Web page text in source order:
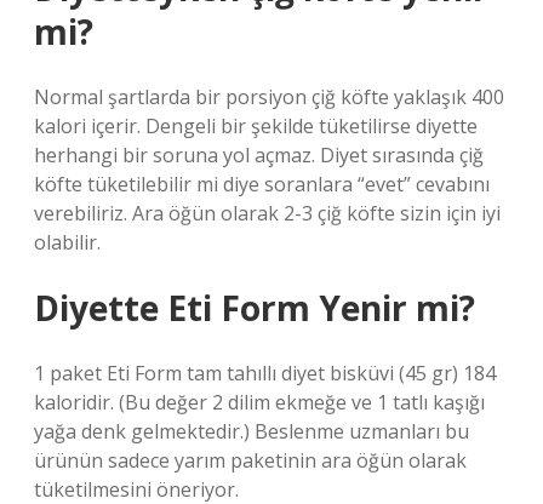
mi?
Normal şartlarda bir porsiyon çiğ köfte yaklaşık 400
kalori içerir. Dengeli bir şekilde tüketilirse diyette
herhangi bir soruna yol açmaz. Diyet sırasında çiğ
köfte tüketilebilir mi diye soranlara “evet” cevabını
verebiliriz. Ara öğün olarak 2-3 çiğ köfte sizin için iyi
olabilir.
Diyette Eti Form Yenir mi?
1 paket Eti Form tam tahıllı diyet bisküvi (45 gr) 184
kaloridir. (Bu değer 2 dilim ekmeğe ve 1 tatlı kaşığı
yağa denk gelmektedir.) Beslenme uzmanları bu
ürünün sadece yarım paketinin ara öğün olarak
tüketilmesini öneriyor.